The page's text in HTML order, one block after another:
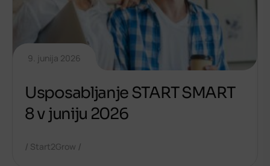
9. junija 2026
Usposabljanje START SMART
8 v juniju 2026
/ Start2Grow /